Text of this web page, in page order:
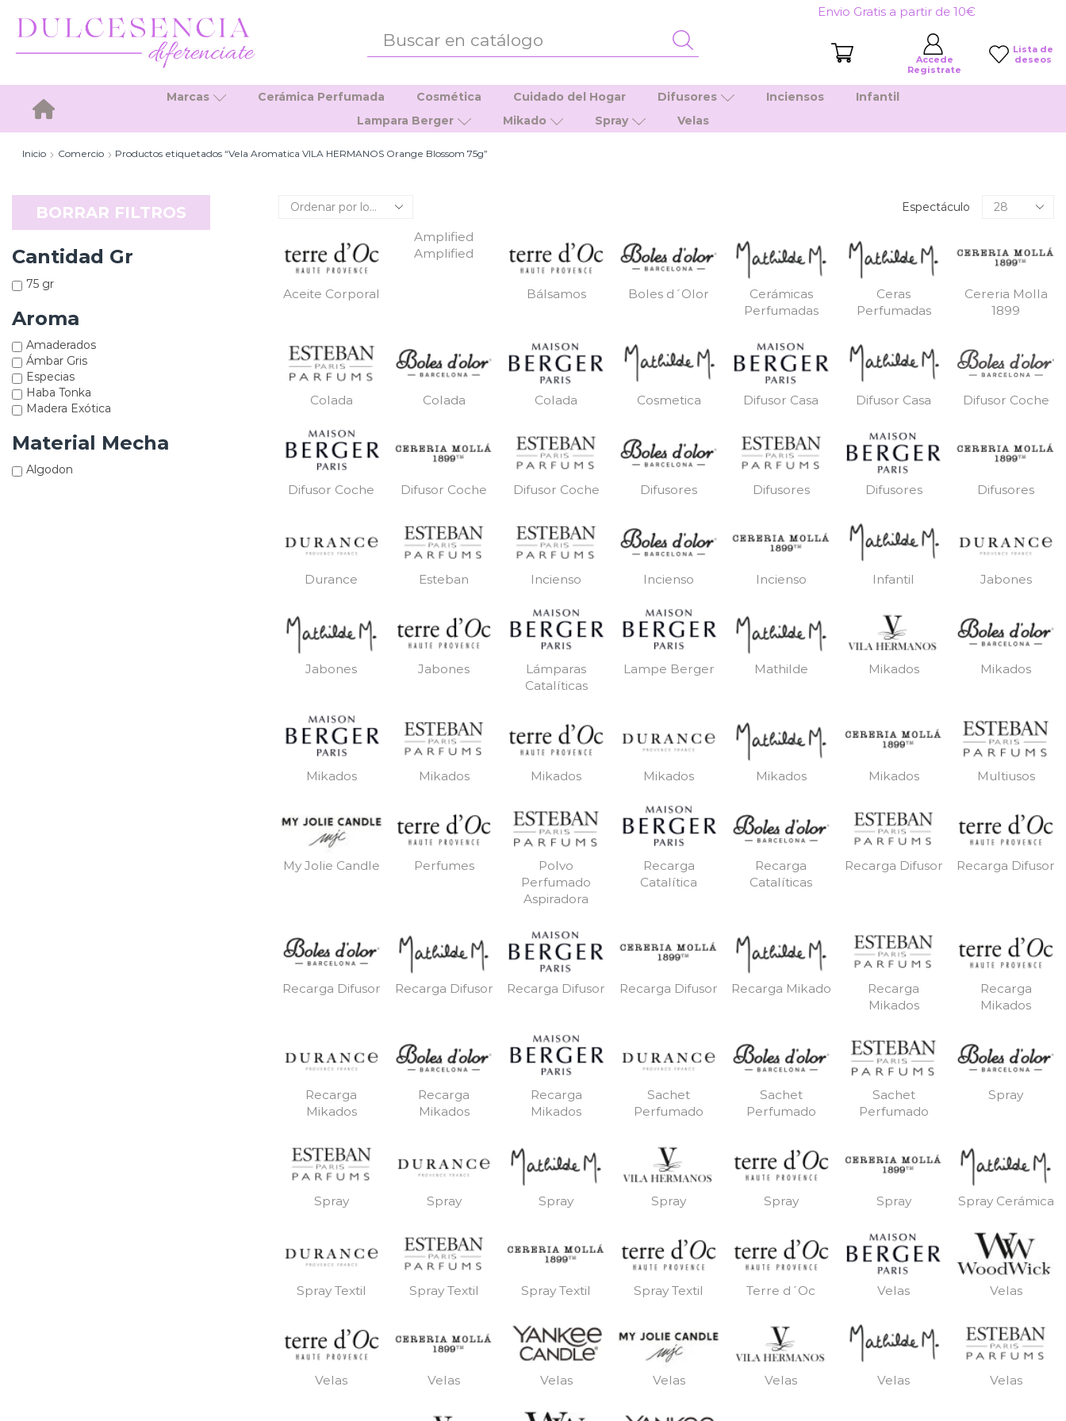
Envio Gratis a partir de 10€
ENTRADA
Accede
Registrate
Lista de
deseos
Inicio
Marcas Cerámica Perfumada Cosmética Cuidado del Hogar Difusores Inciensos
Infantil
Lampara Berger
Mikado Spray Velas
Inicio Comercio Productos etiquetados “Vela Aromatica VILA HERMANOS Orange Blossom 75g”
Espectáculo
Productos
Aceite Corporal
Amplified
Amplified
Bálsamos Boles d´Olor
Cerámicas
Perfumadas
Ceras
Perfumadas
Cereria Molla
1899
Colada Colada Colada Cosmetica Difusor Casa Difusor Casa Difusor Coche
Difusor Coche Difusor Coche Difusor Coche Difusores Difusores Difusores Difusores
Durance Esteban Incienso Incienso Incienso Infantil Jabones
Jabones Jabones
Lámparas
Catalíticas
Lampe Berger Mathilde Mikados Mikados
Mikados Mikados Mikados Mikados Mikados Mikados Multiusos
My Jolie Candle Perfumes
Polvo
Perfumado
Aspiradora
Recarga
Catalítica
Recarga
Catalíticas
Recarga Difusor Recarga Difusor
Recarga Difusor Recarga Difusor Recarga Difusor Recarga Difusor Recarga Mikado
Recarga
Mikados
Recarga
Mikados
Recarga
Mikados
Recarga
Mikados
Recarga
Mikados
Sachet
Perfumado
Sachet
Perfumado
Sachet
Perfumado
Spray
Spray Spray Spray Spray Spray Spray Spray Cerámica
Spray Textil Spray Textil Spray Textil Spray Textil Terre d´Oc Velas Velas
Velas Velas Velas Velas Velas Velas Velas
BORRAR FILTROS
Cantidad Gr
75 gr
Aroma
Amaderados
Ámbar Gris
Especias
Haba Tonka
Madera Exótica
Material Mecha
Algodon